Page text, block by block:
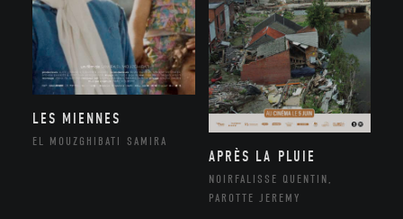
LES MIENNES
EL MOUZGHIBATI SAMIRA
APRÈS LA PLUIE
NOIRFALISSE QUENTIN,
PAROTTE JEREMY